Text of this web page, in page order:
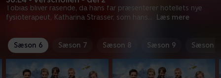
Tobias bliver rasende, da hans far præsenterer hotellets nye
fysioterapeut, Katharina Strasser, som hans ... Læs mere
Sæson 6 Sæson 7 Sæson 8 Sæson 9 Sæson